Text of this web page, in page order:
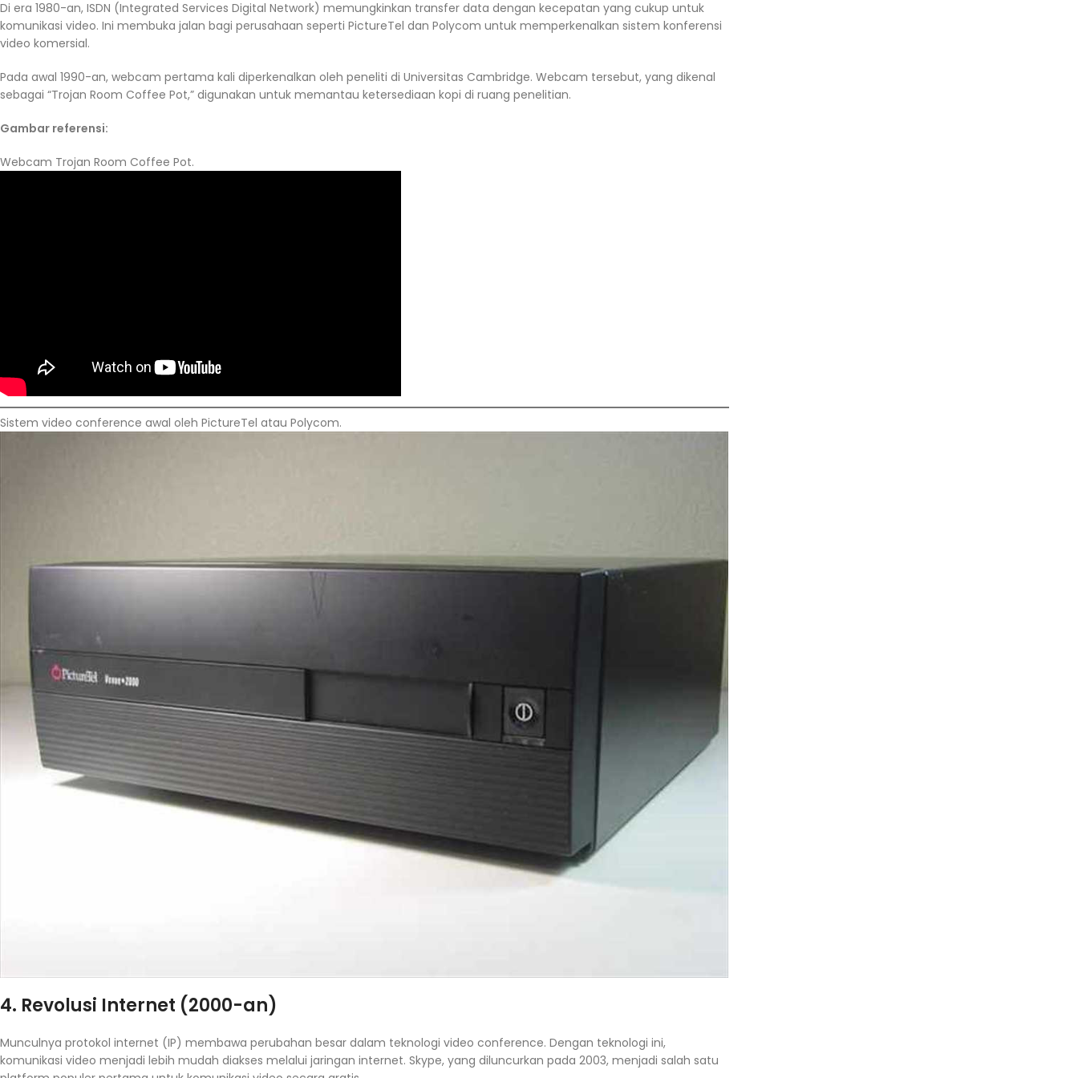
Di era 1980-an, ISDN (Integrated Services Digital Network) memungkinkan transfer data dengan kecepatan yang cukup untuk
komunikasi video. Ini membuka jalan bagi perusahaan seperti PictureTel dan Polycom untuk memperkenalkan sistem konferensi
video komersial.
Pada awal 1990-an, webcam pertama kali diperkenalkan oleh peneliti di Universitas Cambridge. Webcam tersebut, yang dikenal
sebagai “Trojan Room Coffee Pot,” digunakan untuk memantau ketersediaan kopi di ruang penelitian.
Gambar referensi:
Webcam Trojan Room Coffee Pot.
Sistem video conference awal oleh PictureTel atau Polycom.
4. Revolusi Internet (2000-an)
Munculnya protokol internet (IP) membawa perubahan besar dalam teknologi video conference. Dengan teknologi ini,
komunikasi video menjadi lebih mudah diakses melalui jaringan internet. Skype, yang diluncurkan pada 2003, menjadi salah satu